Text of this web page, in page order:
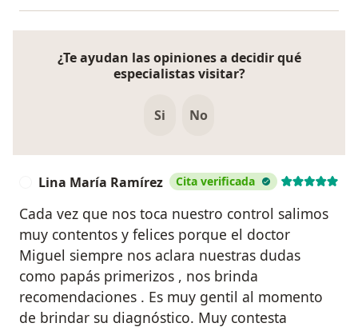
¿Te ayudan las opiniones a decidir qué
especialistas visitar?
Si No
Lina María Ramírez Cita verificada
Cada vez que nos toca nuestro control salimos
muy contentos y felices porque el doctor
Miguel siempre nos aclara nuestras dudas
como papás primerizos , nos brinda
recomendaciones . Es muy gentil al momento
de brindar su diagnóstico. Muy contesta